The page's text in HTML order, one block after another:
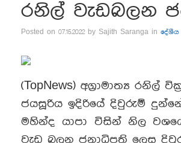
රනිල් වැඩබලන
Posted on 07.15.2022 by Sajith Saranga in
(TopNews) අග්‍රාමාත්‍ය
ජයසූරිය ඉදිරියේ දිවුරුම්
මහින්ද යාපා විසින් නිල
වැඩ බලන ජනාධිපති ලෙස